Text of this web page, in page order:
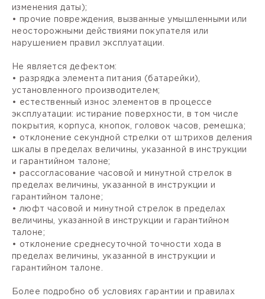
изменения даты);
• прочие повреждения, вызванные умышленными или
неосторожными действиями покупателя или
нарушением правил эксплуатации.
Не является дефектом:
• разрядка элемента питания (батарейки),
установленного производителем;
• естественный износ элементов в процессе
эксплуатации: истирание поверхности, в том числе
покрытия, корпуса, кнопок, головок часов, ремешка;
• отклонение секундной стрелки от штрихов деления
шкалы в пределах величины, указанной в инструкции
и гарантийном талоне;
• рассогласование часовой и минутной стрелок в
пределах величины, указанной в инструкции и
гарантийном талоне;
• люфт часовой и минутной стрелок в пределах
величины, указанной в инструкции и гарантийном
талоне;
• отклонение среднесуточной точности хода в
пределах величины, указанной в инструкции и
гарантийном талоне.
Более подробно об условиях гарантии и правилах